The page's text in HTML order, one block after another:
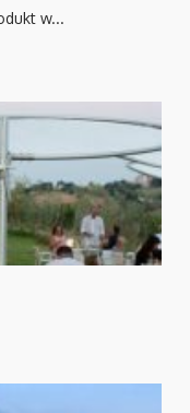
w...